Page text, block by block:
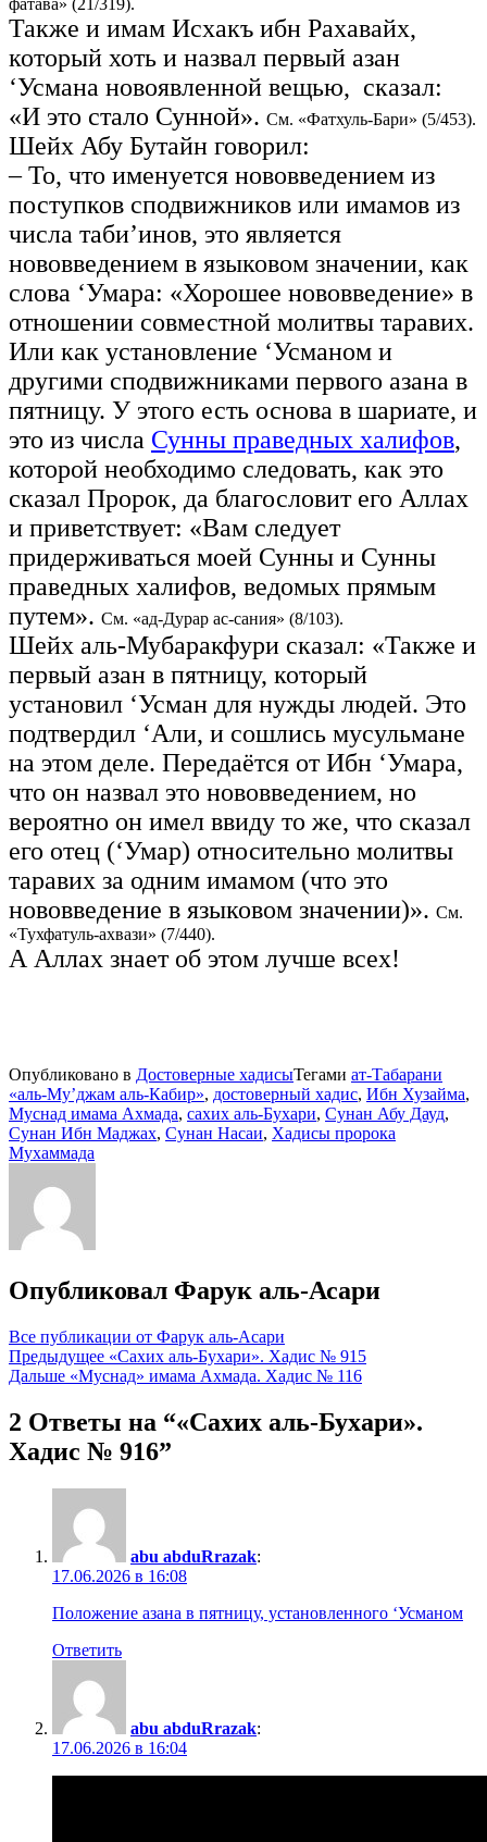
фатава» (21/319).
Также и имам Исхакъ ибн Рахавайх,
который хоть и назвал первый азан
‘Усмана новоявленной вещью, сказал:
«И это стало Сунной». См. «Фатхуль-Бари» (5/453).
Шейх Абу Бутайн говорил:
– То, что именуется нововведением из
поступков сподвижников или имамов из
числа таби’инов, это является
нововведением в языковом значении, как
слова ‘Умара: «Хорошее нововведение» в
отношении совместной молитвы таравих.
Или как установление ‘Усманом и
другими сподвижниками первого азана в
пятницу. У этого есть основа в шариате, и
это из числа Сунны праведных халифов,
которой необходимо следовать, как это
сказал Пророк, да благословит его Аллах
и приветствует: «Вам следует
придерживаться моей Сунны и Сунны
праведных халифов, ведомых прямым
путем». См. «ад-Дурар ас-сания» (8/103).
Шейх аль-Мубаракфури сказал: «Также и
первый азан в пятницу, который
установил ‘Усман для нужды людей. Это
подтвердил ‘Али, и сошлись мусульмане
на этом деле. Передаётся от Ибн ‘Умара,
что он назвал это нововведением, но
вероятно он имел ввиду то же, что сказал
его отец (‘Умар) относительно молитвы
таравих за одним имамом (что это
нововведение в языковом значении)». См.
«Тухфатуль-ахвази» (7/440).
А Аллах знает об этом лучше всех!
Опубликовано в Достоверные хадисыТегами ат-Табарани
«аль-Му’джам аль-Кабир», достоверный хадис, Ибн Хузайма,
Муснад имама Ахмада, сахих аль-Бухари, Сунан Абу Дауд,
Сунан Ибн Маджах, Сунан Насаи, Хадисы пророка
Мухаммада
Опубликовал Фарук аль-Асари
Все публикации от Фарук аль-Асари
Навигация
по
записям
Предыдущее «Сахих аль-Бухари». Хадис № 915
Дальше «Муснад» имама Ахмада. Хадис № 116
2 Ответы на “«Сахих аль-Бухари».
Хадис № 916”
abu abduRrazak:
17.06.2026 в 16:08
Положение азана в пятницу, установленного ‘Усманом
Ответить
abu abduRrazak:
17.06.2026 в 16:04